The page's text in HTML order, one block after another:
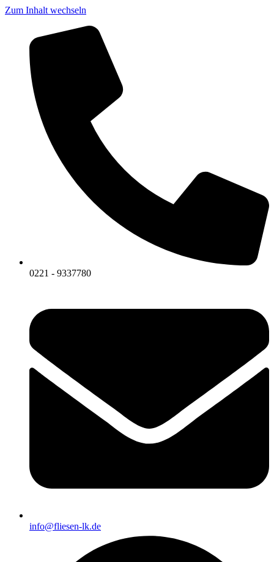
Zum Inhalt wechseln
0221 - 9337780
info@fliesen-lk.de